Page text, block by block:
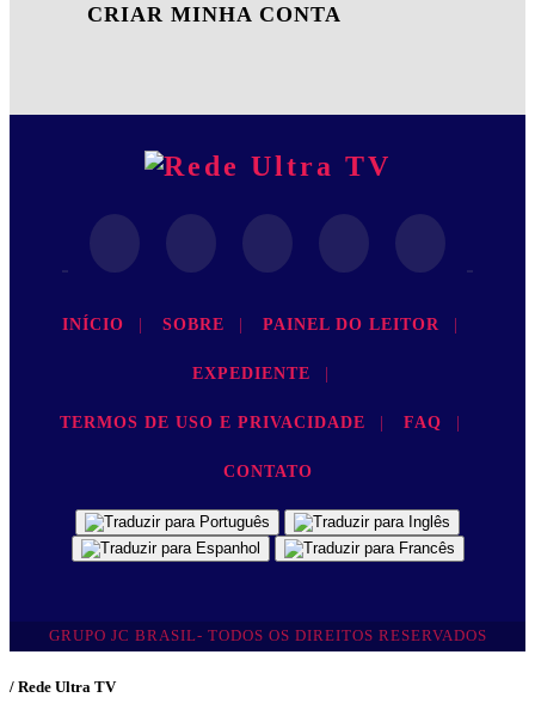
CRIAR MINHA CONTA
INÍCIO SOBRE PAINEL DO LEITOR
EXPEDIENTE
TERMOS DE USO E PRIVACIDADE FAQ
CONTATO
GRUPO JC BRASIL- TODOS OS DIREITOS RESERVADOS
/ Rede Ultra TV